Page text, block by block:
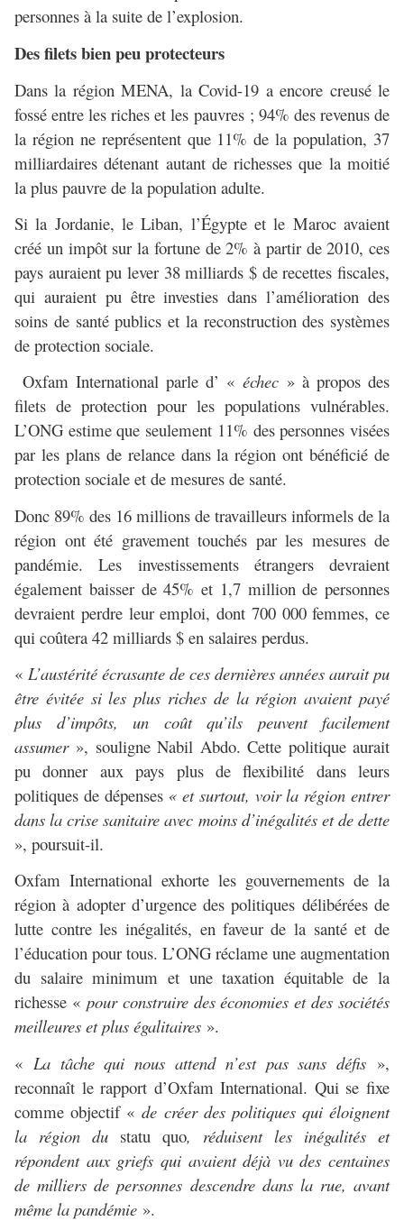
personnes à la suite de l’explosion.
Des filets bien peu protecteurs
Dans la région MENA, la Covid-19 a encore creusé le
fossé entre les riches et les pauvres ; 94% des revenus de
la région ne représentent que 11% de la population, 37
milliardaires détenant autant de richesses que la moitié
la plus pauvre de la population adulte.
Si la Jordanie, le Liban, l’Égypte et le Maroc avaient
créé un impôt sur la fortune de 2% à partir de 2010, ces
pays auraient pu lever 38 milliards $ de recettes fiscales,
qui auraient pu être investies dans l’amélioration des
soins de santé publics et la reconstruction des systèmes
de protection sociale.
Oxfam International parle d’ «échec » à propos des
filets de protection pour les populations vulnérables.
L’ONG estime que seulement 11% des personnes visées
par les plans de relance dans la région ont bénéficié de
protection sociale et de mesures de santé.
Donc 89% des 16 millions de travailleurs informels de la
région ont été gravement touchés par les mesures de
pandémie. Les investissements étrangers devraient
également baisser de 45% et 1,7 million de personnes
devraient perdre leur emploi, dont 700 000 femmes, ce
qui coûtera 42 milliards $ en salaires perdus.
« L’austérité écrasante de ces dernières années aurait pu
être évitée si les plus riches de la région avaient payé
plus d’impôts, un coût qu’ils peuvent facilement
assumer», souligne Nabil Abdo. Cette politique aurait
pu donner aux pays plus de flexibilité dans leurs
politiques de dépenses « et surtout, voir la région entrer
dans la crise sanitaire avec moins d’inégalités et de dette
», poursuit-il.
Oxfam International exhorte les gouvernements de la
région à adopter d’urgence des politiques délibérées de
lutte contre les inégalités, en faveur de la santé et de
l’éducation pour tous. L’ONG réclame une augmentation
du salaire minimum et une taxation équitable de la
richesse « pour construire des économies et des sociétés
meilleures et plus égalitaires ».
« La tâche qui nous attend n’est pas sans défis »,
reconnaît le rapport d’Oxfam International. Qui se fixe
comme objectif «de créer des politiques qui éloignent
la région du statu quo, réduisent les inégalités et
répondent aux griefs qui avaient déjà vu des centaines
de milliers de personnes descendre dans la rue, avant
même la pandémie ».